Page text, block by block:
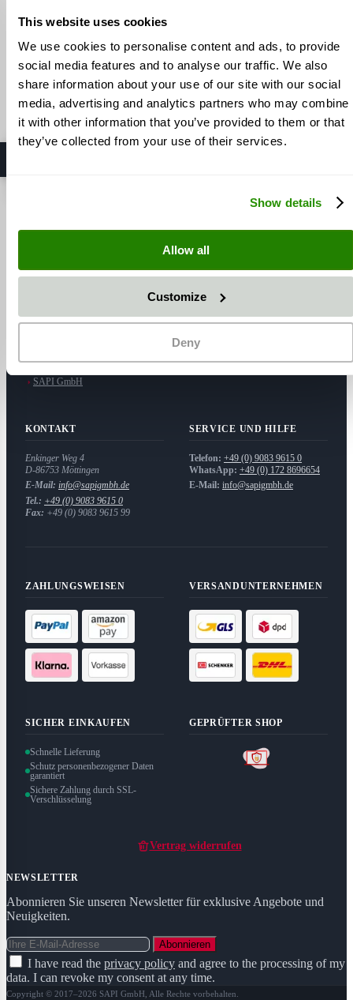
This website uses cookies
We use cookies to personalise content and ads, to provide
social media features and to analyse our traffic. We also
share information about your use of our site with our social
media, advertising and analytics partners who may combine
it with other information that you’ve provided to them or that
they’ve collected from your use of their services.
Show details
Allow all
Customize
Deny
Elemente
Zeige
⭐ SAPI GmbH
Unsere AGB
Mein Konto
SAPI GmbH
Bestellinformationen
Kontakt
KONTAKT
Enkinger Weg 4
D-86753 Möttingen
E-Mail: info@sapigmbh.de
Tel.: +49 (0) 9083 9615 0
Fax: +49 (0) 9083 9615 99
SERVICE UND HILFE
Telefon: +49 (0) 9083 9615 0
WhatsApp: +49 (0) 172 8696654
E-Mail: info@sapigmbh.de
ZAHLUNGSWEISEN VERSANDUNTERNEHMEN
SICHER EINKAUFEN
Schnelle Lieferung
Schutz personenbezogener Daten
garantiert
Sichere Zahlung durch SSL-
Verschlüsselung
GEPRÜFTER SHOP
Vertrag widerrufen
NEWSLETTER
Abonnieren Sie unseren Newsletter für exklusive Angebote und
Neuigkeiten.
Abonnieren
I have read the privacy policy and agree to the processing of my
data. I can revoke my consent at any time.
Copyright © 2017–2026 SAPI GmbH, Alle Rechte vorbehalten.